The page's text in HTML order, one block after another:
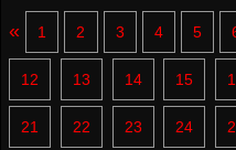
« 1 2 3 4 5
12 13 14 15
21 22 23 24